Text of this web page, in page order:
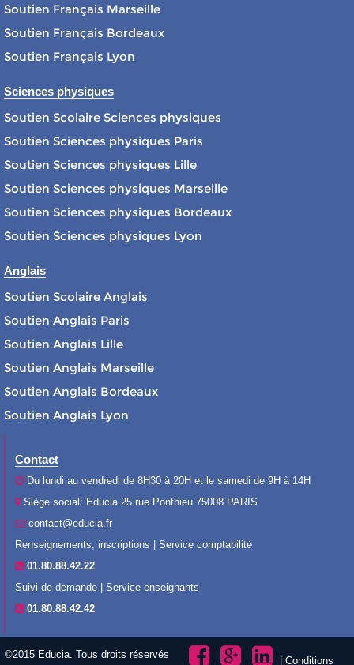
Soutien Français Marseille
Soutien Français Bordeaux
Soutien Français Lyon
Sciences physiques
Soutien Scolaire Sciences physiques
Soutien Sciences physiques Paris
Soutien Sciences physiques Lille
Soutien Sciences physiques Marseille
Soutien Sciences physiques Bordeaux
Soutien Sciences physiques Lyon
Anglais
Soutien Scolaire Anglais
Soutien Anglais Paris
Soutien Anglais Lille
Soutien Anglais Marseille
Soutien Anglais Bordeaux
Soutien Anglais Lyon
Contact
Du lundi au vendredi de 8H30 à 20H et le samedi de 9H à 14H
Siège social: Educia 25 rue Ponthieu 75008 PARIS
contact@educia.fr
Renseignements, inscriptions | Service comptabilité
01.80.88.42.22
Suivi de demande | Service enseignants
01.80.88.42.42
©2015 Educia. Tous droits réservés
| Conditions